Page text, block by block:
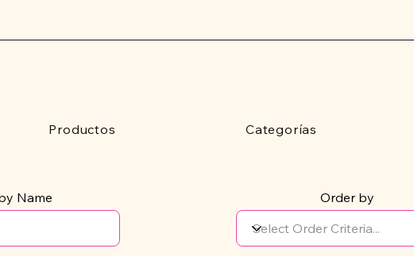
Productos Categorías
Name Order by